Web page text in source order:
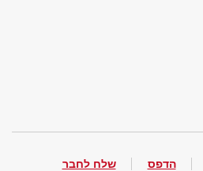
הדפס שלח לחבר